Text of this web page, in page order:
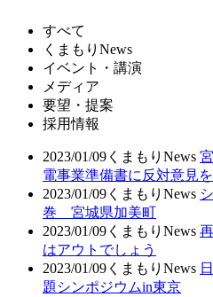
すべて
くまもりNews
イベント・講演
メディア
要望・提案
採用情報
2023/01/09 くまもりNews
電事業準備書に反対意見
2023/01/09 くまもりNews
巻 宮城県加美町
2023/01/09 くまもりNews
はアウトでしょう
2023/01/09 くまもりNews
題シンポジウムin東京